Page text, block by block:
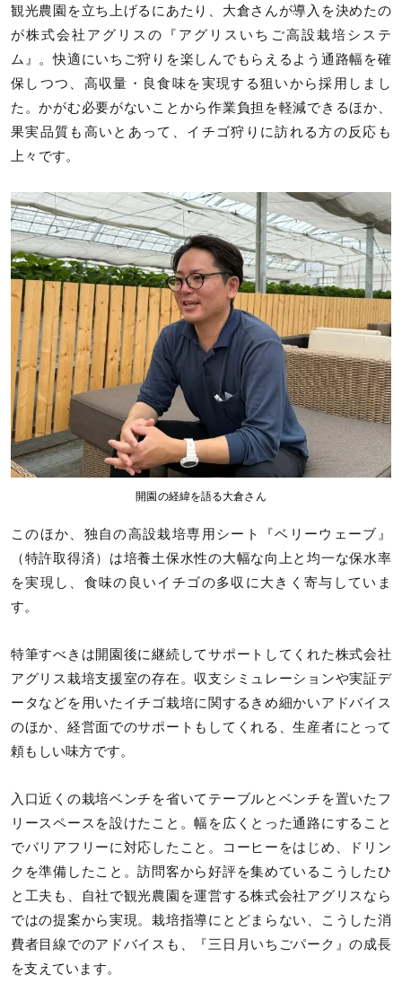
観光農園を立ち上げるにあたり、大倉さんが導入を決めたの
が株式会社アグリスの『アグリスいちご高設栽培システ
ム』。快適にいちご狩りを楽しんでもらえるよう通路幅を確
保しつつ、高収量・良食味を実現する狙いから採用しまし
た。かがむ必要がないことから作業負担を軽減できるほか、
果実品質も高いとあって、イチゴ狩りに訪れる方の反応も
上々です。
開園の経緯を語る大倉さん
このほか、独自の高設栽培専用シート『ベリーウェーブ』
（特許取得済）は培養土保水性の大幅な向上と均一な保水率
を実現し、食味の良いイチゴの多収に大きく寄与していま
す。
特筆すべきは開園後に継続してサポートしてくれた株式会社
アグリス栽培支援室の存在。収支シミュレーションや実証デ
ータなどを用いたイチゴ栽培に関するきめ細かいアドバイス
のほか、経営面でのサポートもしてくれる、生産者にとって
頼もしい味方です。
入口近くの栽培ベンチを省いてテーブルとベンチを置いたフ
リースペースを設けたこと。幅を広くとった通路にすること
でバリアフリーに対応したこと。コーヒーをはじめ、ドリン
クを準備したこと。訪問客から好評を集めているこうしたひ
と工夫も、自社で観光農園を運営する株式会社アグリスなら
ではの提案から実現。栽培指導にとどまらない、こうした消
費者目線でのアドバイスも、『三日月いちごパーク』の成長
を支えています。